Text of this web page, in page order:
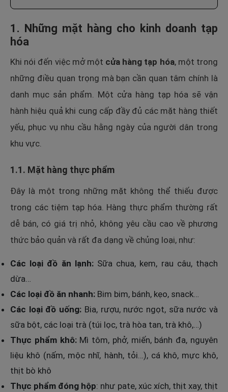
1. Những mặt hàng cho kinh doanh tạp
hóa
Khi nói đến việc mở một cửa hàng tạp hóa, một trong
những điều quan trọng mà bạn cần quan tâm chính là
danh mục sản phẩm. Một cửa hàng tạp hóa sẽ vận
hành hiệu quả khi cung cấp đầy đủ các mặt hàng thiết
yếu, phục vụ nhu cầu hằng ngày của người dân trong
khu vực.
1.1. Mặt hàng thực phẩm
Đây là một trong những mặt không thể thiếu được
trong các tiệm tạp hóa. Hàng thực phẩm thường rất
dễ bán, có giá trị nhỏ, không yêu cầu cao về phương
thức bảo quản và rất đa dạng về chủng loại, như:
Các loại đồ ăn lạnh: Sữa chua, kem, rau câu, thạch
dừa…
Các loại đồ ăn nhanh: Bim bim, bánh, kẹo, snack…
Các loại đồ uống: Bia, rượu, nước ngọt, sữa nước và
sữa bột, các loại trà (túi lọc, trà hòa tan, trà khô,…)
Thực phẩm khô: Mì tôm, phở, miến, bánh đa, nguyên
liệu khô (nấm, mộc nhĩ, hành, tỏi…), cá khô, mực khô,
thịt bò khô
Thực phẩm đóng hộp: như pate, xúc xích, thịt xay, thịt